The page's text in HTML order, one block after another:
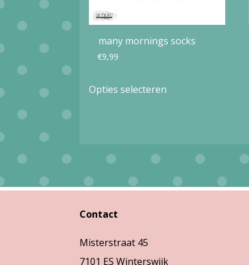
many mornings socks
€9,99
Opties selecteren
variaties.
Deze
optie
Contact
Misterstraat 45
7101 ES Winterswijk